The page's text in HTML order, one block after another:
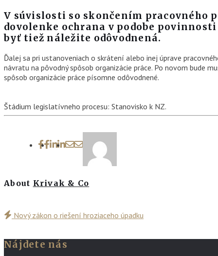
V súvislosti so skončením pracovného
dovolenke ochrana v podobe
byť tiež náležite odôvodnená.
Ďalej sa pri ustanoveniach o skrátení alebo inej úprave
návratu na pôvodný spôsob organizácie práce. Po novom bude
spôsob organizácie práce písomne odôvodnené.
Štádium legislatívneho procesu: Stanovisko k NZ.
About Krivak & Co
Nový zákon o riešení hroziaceho úpadku
Nájdete nás